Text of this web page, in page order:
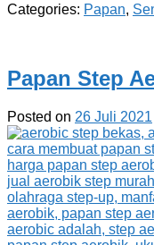
Categories: Papan,
Papan Step
Posted on 26 Juli 2021